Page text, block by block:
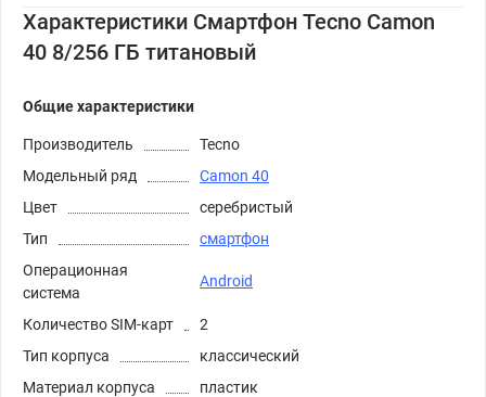
Характеристики Смартфон Tecno Camon
40 8/256 ГБ титановый
Общие характеристики
Производитель
Tecno
Модельный ряд
Camon 40
Цвет
серебристый
Тип
смартфон
Операционная
система
Android
Количество SIM-карт
2
Тип корпуса
классический
Материал корпуса
пластик